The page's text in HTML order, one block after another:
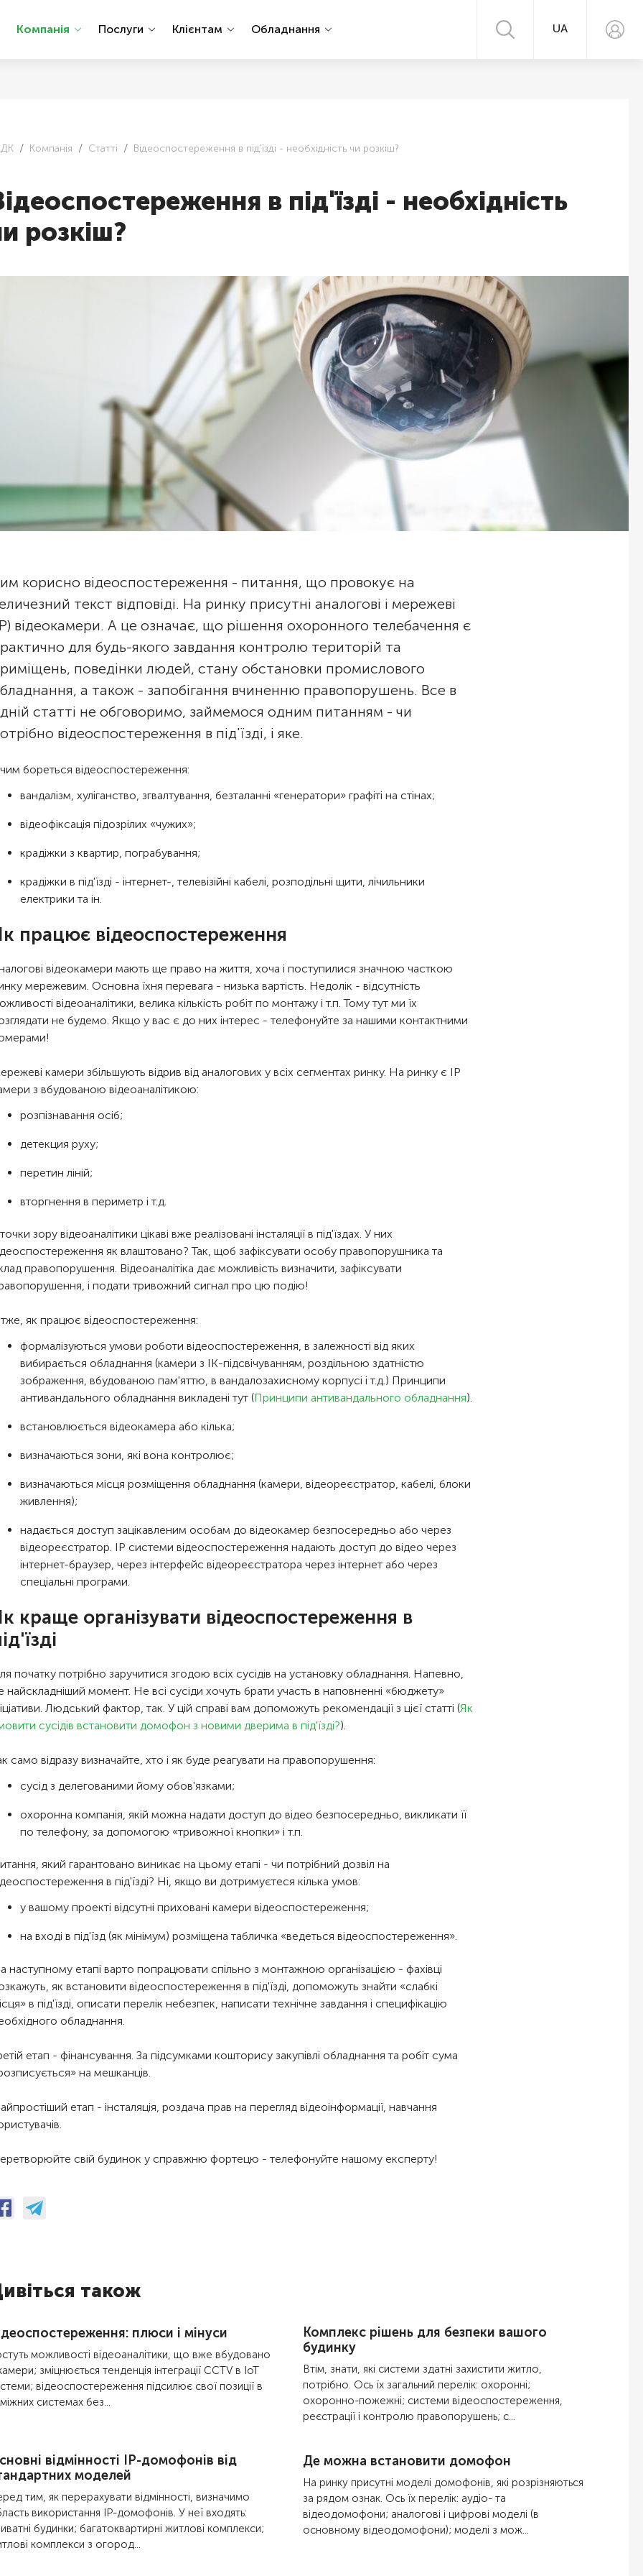
UA
Компанія Послуги Клієнтам Обладнання
Компанія Статті Відеоспостереження в під'їзді - необхідність чи розкіш?
в під'їзді - необхідність
розкіш?
корисно відеоспостереження - питання, що провокує на
текст відповіді. На ринку присутні аналогові і мережеві
відеокамери. А це означає, що рішення охоронного телебачення є
для будь-якого завдання контролю територій та
поведінки людей, стану обстановки промислового
а також - запобігання вчиненню правопорушень. Все в
статті не обговоримо, займемося одним питанням - чи
відеоспостереження в під'їзді, і яке.
бореться відеоспостереження:
вандалізм, хуліганство, згвалтування, безталанні «генератори» графіті на стінах;
відеофіксація підозрілих «чужих»;
крадіжки з квартир, пограбування;
крадіжки в під'їзді - інтернет-, телевізійні кабелі, розподільні щити, лічильники
електрики та ін.
працює відеоспостереження
відеокамери мають ще право на життя, хоча і поступилися значною часткою
мережевим. Основна їхня перевага - низька вартість. Недолік - відсутність
відеоаналітики, велика кількість робіт по монтажу і т.п. Тому тут ми їх
не будемо. Якщо у вас є до них інтерес - телефонуйте за нашими контактними
камери збільшують відрив від аналогових у всіх сегментах ринку. На ринку є IP
з вбудованою відеоаналітикою:
розпізнавання осіб;
детекция руху;
перетин ліній;
вторгнення в периметр і т.д.
зору відеоаналітики цікаві вже реалізовані інсталяції в під'їздах. У них
як влаштовано? Так, щоб зафіксувати особу правопорушника та
правопорушення. Відеоаналітіка дає можливість визначити, зафіксувати
і подати тривожний сигнал про цю подію!
як працює відеоспостереження:
формалізуються умови роботи відеоспостереження, в залежності від яких
вибирається обладнання (камери з ІК-підсвічуванням, роздільною здатністю
зображення, вбудованою пам'яттю, в вандалозахисному корпусі і т.д.) Принципи
антивандального обладнання викладені тут (Принципи антивандального обладнання).
встановлюється відеокамера або кілька;
визначаються зони, які вона контролює;
визначаються місця розміщення обладнання (камери, відеореєстратор, кабелі, блоки
живлення);
надається доступ зацікавленим особам до відеокамер безпосередньо або через
відеореєстратор. IP системи відеоспостереження надають доступ до відео через
інтернет-браузер, через інтерфейс відеореєстратора через інтернет або через
спеціальні програми.
краще організувати відеоспостереження в
початку потрібно заручитися згодою всіх сусідів на установку обладнання. Напевно,
найскладніший момент. Не всі сусіди хочуть брати участь в наповненні «бюджету»
Людський фактор, так. У цій справі вам допоможуть рекомендації з цієї статті (Як
сусідів встановити домофон з новими дверима в під'їзді?).
само відразу визначайте, хто і як буде реагувати на правопорушення:
сусід з делегованими йому обов'язками;
охоронна компанія, якій можна надати доступ до відео безпосередньо, викликати її
по телефону, за допомогою «тривожної кнопки» і т.п.
який гарантовано виникає на цьому етапі - чи потрібний дозвіл на
в під'їзді? Ні, якщо ви дотримуєтеся кілька умов:
у вашому проекті відсутні приховані камери відеоспостереження;
на вході в під'їзд (як мінімум) розміщена табличка «ведеться відеоспостереження».
наступному етапі варто попрацювати спільно з монтажною організацією - фахівці
як встановити відеоспостереження в під'їзді, допоможуть знайти «слабкі
в під'їзді, описати перелік небезпек, написати технічне завдання і специфікацію
обладнання.
етап - фінансування. За підсумками кошторису закупівлі обладнання та робіт сума
на мешканців.
етап - інсталяція, роздача прав на перегляд відеоінформації, навчання
свій будинок у справжню фортецю - телефонуйте нашому експерту!
також
плюси і мінуси
можливості відеоаналітики, що вже вбудовано
зміцнюється тенденція інтеграції CCTV в IoT
відеоспостереження підсилює свої позиції в
системах без...
Комплекс рішень для безпеки вашого
будинку
Втім, знати, які системи здатні захистити житло,
потрібно. Ось їх загальний перелік: охоронні;
охоронно-пожежні; системи відеоспостереження,
реєстрації і контролю правопорушень; с...
відмінності IP-домофонів від
моделей
тим, як перерахувати відмінності, визначимо
використання IP-домофонів. У неї входять:
будинки; багатоквартирні житлові комплекси;
комплекси з огород...
Де можна встановити домофон
На ринку присутні моделі домофонів, які розрізняються
за рядом ознак. Ось їх перелік: аудіо- та
відеодомофони; аналогові і цифрові моделі (в
основному відеодомофони); моделі з мож...